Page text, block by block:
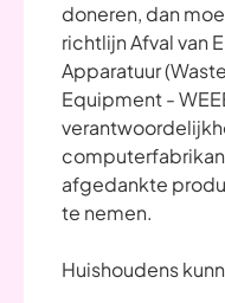
doneren, dan
richtlijn Afval van
Apparatuur
Equipment -
afgedankte
te nemen.
Huishoudens